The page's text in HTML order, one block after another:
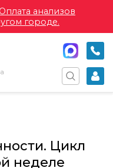
Оплата анализов
городе.
Цикл
неделе